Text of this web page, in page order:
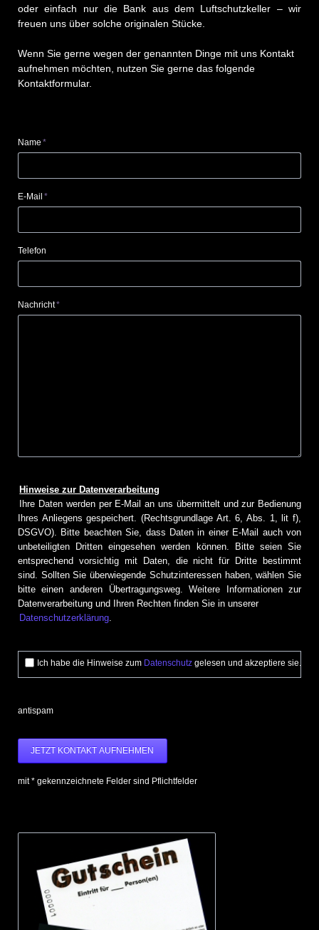
oder einfach nur die Bank aus dem Luftschutzkeller – wir
freuen uns über solche originalen Stücke.
Wenn Sie gerne wegen der genannten Dinge mit uns Kontakt
aufnehmen möchten, nutzen Sie gerne das folgende
Kontaktformular.
Pflichtfeld
Name *
Pflichtfeld
E-Mail *
Telefon
Pflichtfeld
Nachricht*
Hinweise zur Datenverarbeitung
Ihre Daten werden per E-Mail an uns übermittelt und zur Bedienung
Ihres Anliegens gespeichert. (Rechtsgrundlage Art. 6, Abs. 1, lit f),
DSGVO). Bitte beachten Sie, dass Daten in einer E-Mail auch von
unbeteiligten Dritten eingesehen werden können. Bitte seien Sie
entsprechend vorsichtig mit Daten, die nicht für Dritte bestimmt
sind. Sollten Sie überwiegende Schutzinteressen haben, wählen Sie
bitte einen anderen Übertragungsweg. Weitere Informationen zur
Datenverarbeitung und Ihren Rechten finden Sie in unserer
Datenschutzerklärung
Ich habe die Hinweise zum Datenschutzgelesen und akzeptiere sie.
antispam
JETZT KONTAKT AUFNEHMEN
mit * gekennzeichnete Felder sind Pflichtfelder